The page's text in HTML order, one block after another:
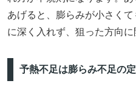
あげると、膨らみが小さく
に深く入れず、狙った方向に
予熱不足は膨らみ不足の